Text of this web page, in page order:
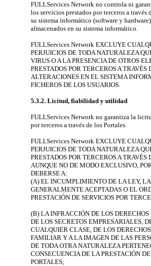
FULLServices Network no controla ni
los servicios prestados por terceros a
su sistema informático (software y
almacenados en su sistema informático.
FULLServices Network EXCLUYE
PERJUICIOS DE TODA NATURALEZA
VIRUS O A LA PRESENCIA DE OTROS
PRESTADOS POR TERCEROS A
ALTERACIONES EN EL SISTEMA
FICHEROS DE LOS USUARIOS.
5.3.2. Licitud, fiabilidad y utilidad
FULLServices Network no garantiza la
por terceros a través de los Portales.
FULLServices Network EXCLUYE
PERJUICIOS DE TODA NATURALEZA
PRESTADOS POR TERCEROS A
AUNQUE NO DE MODO EXCLUSIVO,
DEBERSE A:
(A) EL INCUMPLIMIENTO DE LA LEY,
GENERALMENTE ACEPTADAS O EL
PRESTACIÓN DE SERVICIOS POR
(B) LA INFRACCIÓN DE LOS
DE LOS SECRETOS EMPRESARIALES,
CUALQUIER CLASE, DE LOS
FAMILIAR Y A LA IMAGEN DE LAS
DE TODA OTRA NATURALEZA
CONSECUENCIA DE LA PRESTACIÓN
PORTALES;